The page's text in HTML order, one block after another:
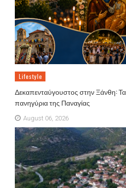
Lifestyle
Δεκαπενταύγουστος στην Ξάνθη:
πανηγύρια της Παναγίας
August 06, 2026